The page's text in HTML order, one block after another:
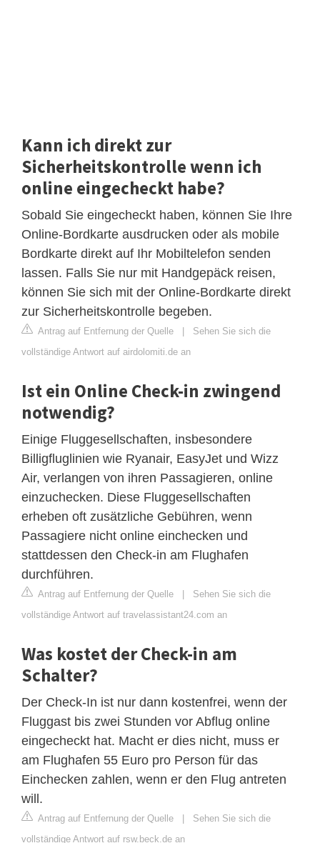
Kann ich direkt zur
Sicherheitskontrolle wenn ich
online eingecheckt habe?
Sobald Sie eingecheckt haben, können Sie Ihre
Online-Bordkarte ausdrucken oder als mobile
Bordkarte direkt auf Ihr Mobiltelefon senden
lassen. Falls Sie nur mit Handgepäck reisen,
können Sie sich mit der Online-Bordkarte direkt
zur Sicherheitskontrolle begeben.
Antrag auf Entfernung der Quelle | Sehen Sie sich die
vollständige Antwort auf airdolomiti.de an
Ist ein Online Check-in zwingend
notwendig?
Einige Fluggesellschaften, insbesondere
Billigfluglinien wie Ryanair, EasyJet und Wizz
Air, verlangen von ihren Passagieren, online
einzuchecken. Diese Fluggesellschaften
erheben oft zusätzliche Gebühren, wenn
Passagiere nicht online einchecken und
stattdessen den Check-in am Flughafen
durchführen.
Antrag auf Entfernung der Quelle | Sehen Sie sich die
vollständige Antwort auf travelassistant24.com an
Was kostet der Check-in am
Schalter?
Der Check-In ist nur dann kostenfrei, wenn der
Fluggast bis zwei Stunden vor Abflug online
eingecheckt hat. Macht er dies nicht, muss er
am Flughafen 55 Euro pro Person für das
Einchecken zahlen, wenn er den Flug antreten
will.
Antrag auf Entfernung der Quelle | Sehen Sie sich die
vollständige Antwort auf rsw.beck.de an